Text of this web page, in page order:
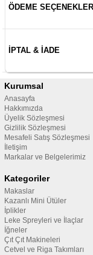
ÖDEME SEÇENEKLERI
İPTAL & İADE
Kurumsal
Anasayfa
Hakkımızda
Üyelik Sözleşmesi
Gizlilik Sözleşmesi
Mesafeli Satış Sözleşmesi
İletişim
Markalar ve Belgelerimiz
Kategoriler
Makaslar
Kazanlı Mini Ütüler
İplikler
Leke Spreyleri ve İlaçlar
İğneler
Çıt Çıt Makineleri
Cetvel ve Riga Takımları